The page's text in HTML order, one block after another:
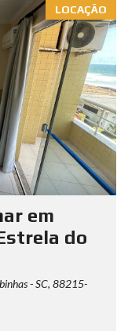
LOCAÇÃO
em
do
- SC, 88215-